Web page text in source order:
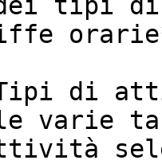
di
varie